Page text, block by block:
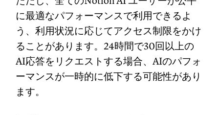
に最適なパフォーマンスで利用できるよ
う、利用状況に応じてアクセス制限をかけ
ることがあります。24時間で30回以上の
AI応答をリクエストする場合、AIのパフォ
ーマンスが一時的に低下する可能性があり
ます。